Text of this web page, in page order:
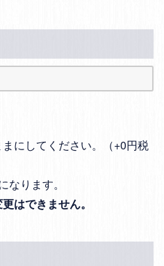
にしてください。（+0円税
ります。
はできません。